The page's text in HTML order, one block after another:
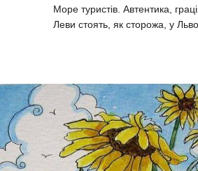
Море туристів. Автентика,
Леви стоять, як сторожа, у